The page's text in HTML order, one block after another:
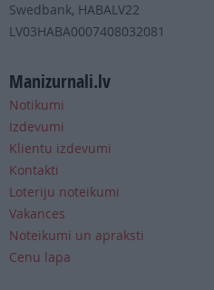
Swedbank, HABALV22
LV03HABA0007408032081
Manizurnali.lv
Notikumi
Izdevumi
Klientu izdevumi
Kontakti
Loteriju noteikumi
Vakances
Noteikumi un apraksti
Cenu lapa